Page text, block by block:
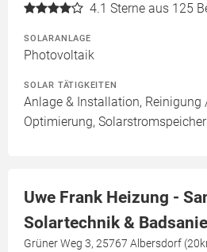
4.1 Sterne aus 125
SOLARANLAGE
Photovoltaik
SOLAR TÄTIGKEITEN
Anlage & Installation,
Optimierung,
Uwe Frank Heizung -
Solartechnik &
Grüner Weg 3, 25767 Albersdorf